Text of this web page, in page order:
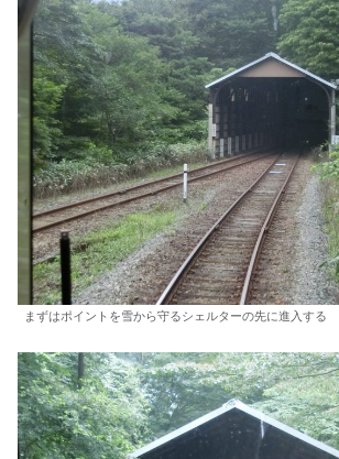
まずはポイントを雪から守るシェルターの先に進入する